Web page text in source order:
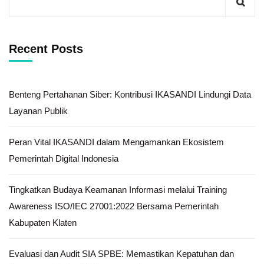
Recent Posts
Benteng Pertahanan Siber: Kontribusi IKASANDI Lindungi Data
Layanan Publik
Peran Vital IKASANDI dalam Mengamankan Ekosistem
Pemerintah Digital Indonesia
Tingkatkan Budaya Keamanan Informasi melalui Training
Awareness ISO/IEC 27001:2022 Bersama Pemerintah
Kabupaten Klaten
Evaluasi dan Audit SIA SPBE: Memastikan Kepatuhan dan